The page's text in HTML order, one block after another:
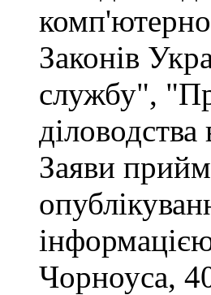
Законів
службу",
Заяви
Чорноуса,